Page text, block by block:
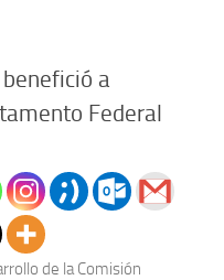
benefició a
Federal
de la Comisión